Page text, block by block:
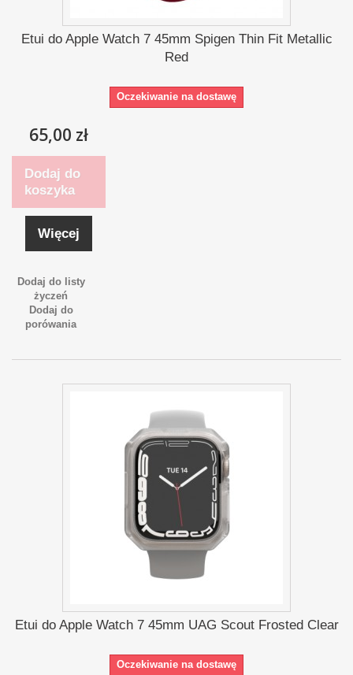
Etui do Apple Watch 7 45mm Spigen Thin Fit Metallic
Red
Oczekiwanie na dostawę
65,00 zł
Dodaj do
koszyka
Więcej
Dodaj do listy
życzeń
Dodaj do
porówania
Etui do Apple Watch 7 45mm UAG Scout Frosted Clear
Oczekiwanie na dostawę